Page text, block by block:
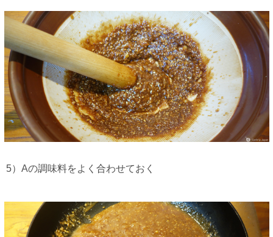
5）Aの調味料をよく合わせておく